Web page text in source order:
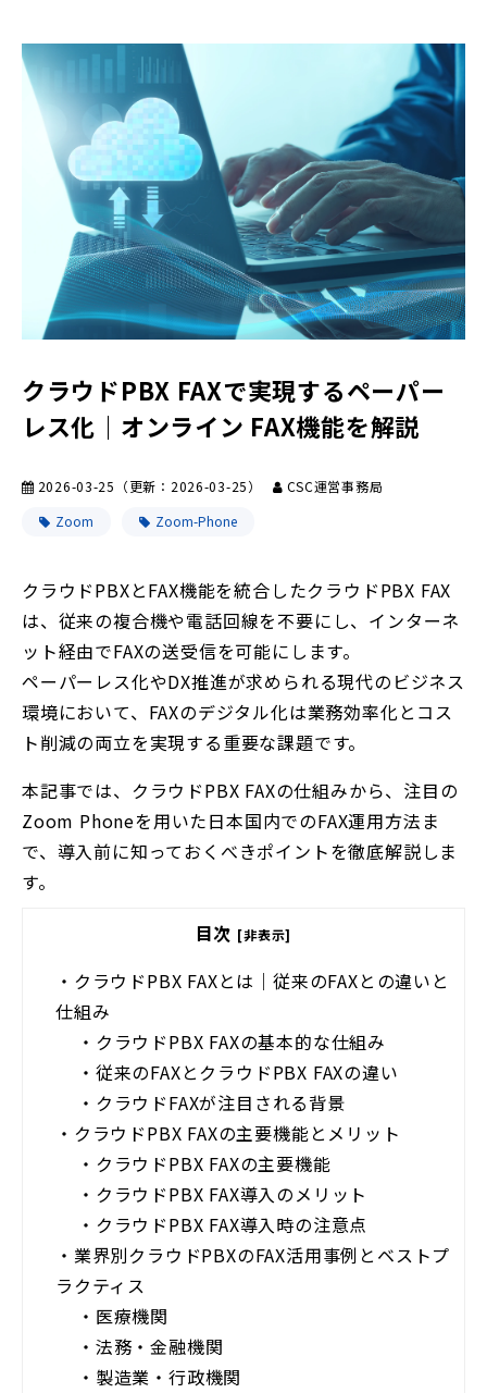
クラウドPBX FAXで実現するペーパー
レス化｜オンライン FAX機能を解説
2026-03-25 （更新： 2026-03-25）
CSC運営事務局
Zoom
Zoom-Phone
クラウドPBXとFAX機能を統合したクラウドPBX FAX
は、従来の複合機や電話回線を不要にし、インターネ
ット経由でFAXの送受信を可能にします。
ペーパーレス化やDX推進が求められる現代のビジネス
環境において、FAXのデジタル化は業務効率化とコス
ト削減の両立を実現する重要な課題です。
本記事では、クラウドPBX FAXの仕組みから、注目の
Zoom Phoneを用いた日本国内でのFAX運用方法ま
で、導入前に知っておくべきポイントを徹底解説しま
す。
目次 [非表示]
・ クラウドPBX FAXとは｜従来のFAXとの違いと
仕組み
・ クラウドPBX FAXの基本的な仕組み
・ 従来のFAXとクラウドPBX FAXの違い
・ クラウドFAXが注目される背景
・ クラウドPBX FAXの主要機能とメリット
・ クラウドPBX FAXの主要機能
・ クラウドPBX FAX導入のメリット
・ クラウドPBX FAX導入時の注意点
・ 業界別クラウドPBXのFAX活用事例とベストプ
ラクティス
・ 医療機関
・ 法務・金融機関
・ 製造業・行政機関